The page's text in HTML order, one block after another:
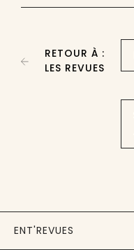
RETOUR À :
LES REVUES
ENT'REVUES